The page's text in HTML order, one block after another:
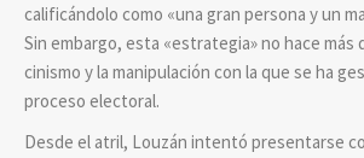
calificándolo como «una gran persona y un
Sin embargo, esta «estrategia» no hace más
cinismo y la manipulación con la que se ha
proceso electoral.
Desde el atril, Louzán intentó presentarse